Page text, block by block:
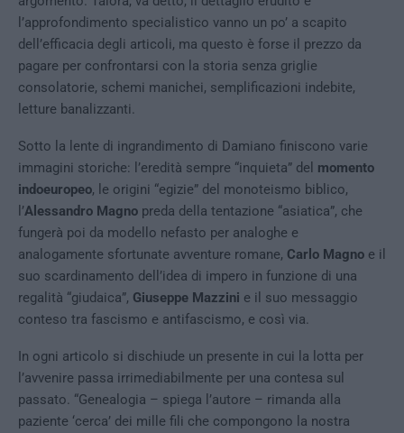
l’approfondimento specialistico vanno un po’ a scapito
dell’efficacia degli articoli, ma questo è forse il prezzo da
pagare per confrontarsi con la storia senza griglie
consolatorie, schemi manichei, semplificazioni indebite,
letture banalizzanti.
Sotto la lente di ingrandimento di Damiano finiscono varie
immagini storiche: l’eredità sempre “inquieta” del momento
indoeuropeo, le origini “egizie” del monoteismo biblico,
l’Alessandro Magno preda della tentazione “asiatica”, che
fungerà poi da modello nefasto per analoghe e
analogamente sfortunate avventure romane, Carlo Magno e il
suo scardinamento dell’idea di impero in funzione di una
regalità “giudaica”, Giuseppe Mazzini e il suo messaggio
conteso tra fascismo e antifascismo, e così via.
In ogni articolo si dischiude un presente in cui la lotta per
l’avvenire passa irrimediabilmente per una contesa sul
passato. “Genealogia – spiega l’autore – rimanda alla
paziente ‘cerca’ dei mille fili che compongono la nostra